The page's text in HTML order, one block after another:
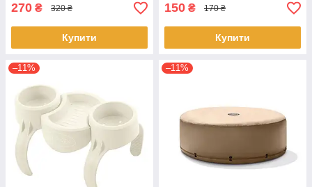
270 ₴ 320 ₴
Купити
150 ₴ 170 ₴
Купити
–11% –11%